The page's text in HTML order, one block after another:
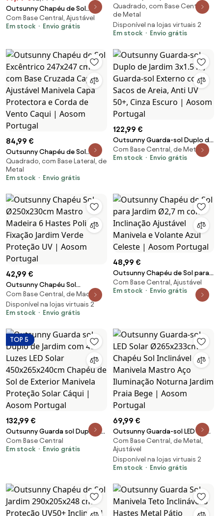
Outsunny Chapéu de Sol
Jardim Luzes LED Inclinável 45
Graus Abertura Manivela
268x205x248 cm Cinza Escuro |
Aosom Portugal
Com Base Central, Ajustável
Em stock
Envio grátis
Jardim 290x205x248 cm
Proteção UV50+ Inclinável Teto
Ventilação Manivela Resistente
Creme | Aosom Portugal
Quadrado, com Base Central,
de Metal
Disponível na lojas virtuais 2
Em stock
Envio grátis
84,99 €
Outsunny Chapéu de Sol
Excêntrico 247x247 cm com
Base Cruzada Capa Ajustável
Manivela Capa Protectora e
Portugal
Quadrado, com Base Lateral, de
Metal
Em stock
Envio grátis
122,99 €
Outsunny Guarda-sol Duplo de
Jardim 3x1.5 m, Guarda-sol
Externo com Sacos de Areia,
Com Base Central, de Metal
Em stock
Envio grátis
42,99 €
Outsunny Chapéu Sol
Ø250x230cm Mastro Madeira
6 Hastes Polia Fixação Jardim
Verde Proteção UV | Aosom
Com Base Central, de Madeira
Disponível na lojas virtuais 2
Em stock
Envio grátis
48,99 €
Outsunny Chapéu de Sol para
Jardim Ø2,7 m com Inclinação
Ajustável Manivela e Volante
Azul Celeste | Aosom Portugal
Com Base Central, Ajustável
Em stock
Envio grátis
TOP 5
132,99 €
Outsunny Guarda sol Duplo de
Jardim com 48 Luzes LED Solar
450x265x240cm Chapéu de
Com Base Central
Em stock
Envio grátis
69,99 €
Outsunny Guarda-sol LED Solar
Ø265x233cm Chapéu Sol
Inclinável com Manivela Mastro
Aço Iluminação Noturna Jardim
Praia Bege | Aosom Portugal
Com Base Central, de Metal,
Ajustável
Disponível na lojas virtuais 2
Em stock
Envio grátis